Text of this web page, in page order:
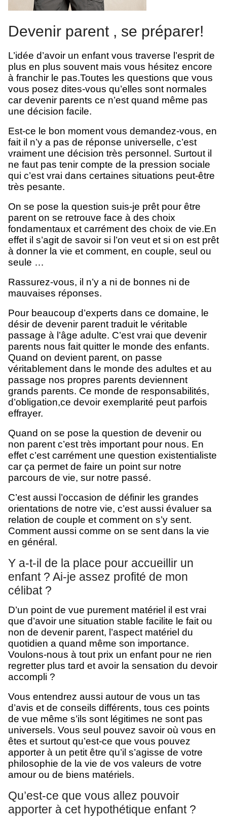
Devenir parent , se préparer!
L’idée d’avoir un enfant vous traverse l’esprit de
plus en plus souvent mais vous hésitez encore
à franchir le pas.Toutes les questions que vous
vous posez dites-vous qu’elles sont normales
car devenir parents ce n’est quand même pas
une décision facile.
Est-ce le bon moment vous demandez-vous, en
fait il n’y a pas de réponse universelle, c’est
vraiment une décision très personnel. Surtout il
ne faut pas tenir compte de la pression sociale
qui c’est vrai dans certaines situations peut-être
très pesante.
On se pose la question suis-je prêt pour être
parent on se retrouve face à des choix
fondamentaux et carrément des choix de vie.En
effet il s’agit de savoir si l’on veut et si on est prêt
à donner la vie et comment, en couple, seul ou
seule …
Rassurez-vous, il n’y a ni de bonnes ni de
mauvaises réponses.
Pour beaucoup d’experts dans ce domaine, le
désir de devenir parent traduit le véritable
passage à l’âge adulte. C’est vrai que devenir
parents nous fait quitter le monde des enfants.
Quand on devient parent, on passe
véritablement dans le monde des adultes et au
passage nos propres parents deviennent
grands parents. Ce monde de responsabilités,
d’obligation,ce devoir exemplarité peut parfois
effrayer.
Quand on se pose la question de devenir ou
non parent c’est très important pour nous. En
effet c’est carrément une question existentialiste
car ça permet de faire un point sur notre
parcours de vie, sur notre passé.
C’est aussi l’occasion de définir les grandes
orientations de notre vie, c’est aussi évaluer sa
relation de couple et comment on s’y sent.
Comment aussi comme on se sent dans la vie
en général.
Y a-t-il de la place pour accueillir un
enfant ? Ai-je assez profité de mon
célibat ?
D’un point de vue purement matériel il est vrai
que d’avoir une situation stable facilite le fait ou
non de devenir parent, l’aspect matériel du
quotidien a quand même son importance.
Voulons-nous à tout prix un enfant pour ne rien
regretter plus tard et avoir la sensation du devoir
accompli ?
Vous entendrez aussi autour de vous un tas
d’avis et de conseils différents, tous ces points
de vue même s’ils sont légitimes ne sont pas
universels. Vous seul pouvez savoir où vous en
êtes et surtout qu’est-ce que vous pouvez
apporter à un petit être qu’il s’agisse de votre
philosophie de la vie de vos valeurs de votre
amour ou de biens matériels.
Qu’est-ce que vous allez pouvoir
apporter à cet hypothétique enfant ?